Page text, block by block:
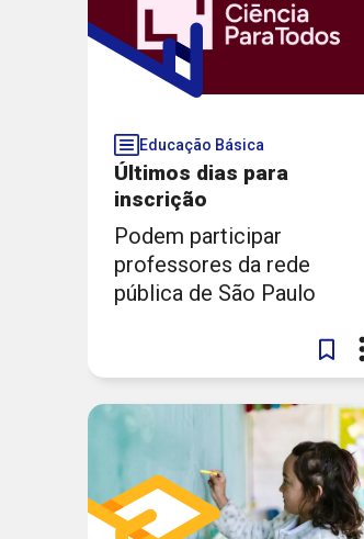
Copyright 2026. Todos os direitos reservados